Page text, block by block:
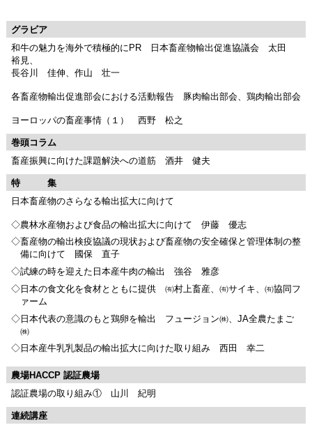
グラビア
和牛の魅力を海外で積極的にPR 日本畜産物輸出促進協議会 太田
裕見、
長谷川 佳伸、作山 壮一
各畜産物輸出促進部会における活動報告 豚肉輸出部会、鶏肉輸出部会
ヨーロッパの畜産事情（１） 西野 松之
巻頭コラム
畜産振興に向けた課題解決への道筋 酒井 健夫
特 集
日本畜産物のさらなる輸出拡大に向けて
◇農林水産物および食品の輸出拡大に向けて 伊藤 優志
◇畜産物の輸出検疫協議の現状および畜産物の安全確保と管理体制の整
備に向けて 國保 直子
◇試練の時を迎えた日本産牛肉の輸出 強谷 雅彦
◇日本の食文化を食材とともに提供 ㈲村上畜産、㈲サイキ、㈲協同フ
ァーム
◇日本代表の意識のもと鶏卵を輸出 フュージョン㈱、JA全農たまご
㈱
◇日本産牛乳乳製品の輸出拡大に向けた取り組み 西田 幸二
農場HACCP 認証農場
認証農場の取り組み① 山川 紀明
連続講座